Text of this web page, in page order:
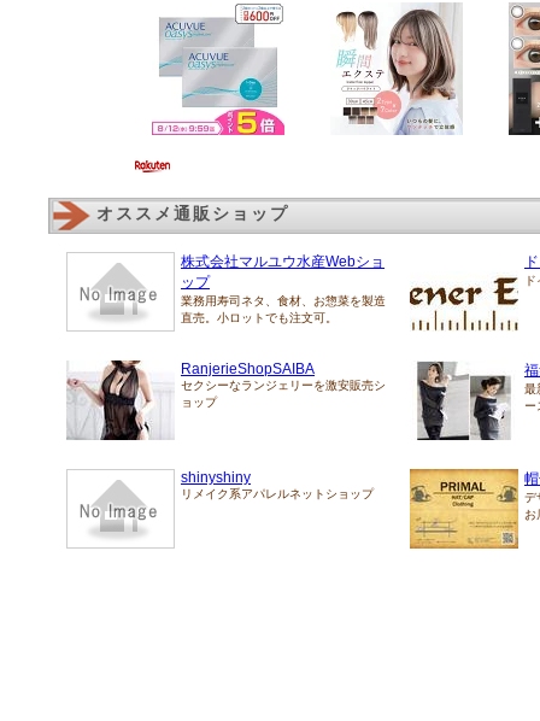
オススメ通販ショップ
株式会社マルユウ水産Webショ
ップ
業務用寿司ネタ、食材、お惣菜を製造
直売。小ロットでも注文可。
RanjerieShopSAIBA
セクシーなランジェリーを激安販売シ
ョップ
最
ー
shinyshiny
リメイク系アパレルネットショップ
デ
お